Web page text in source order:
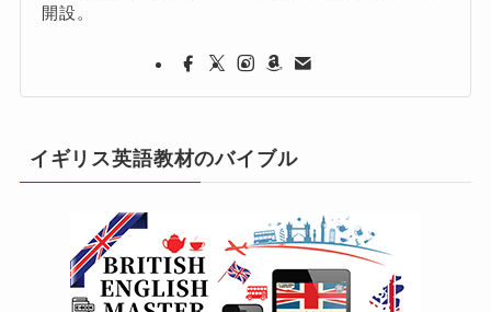
開設。
イギリス英語教材のバイブル